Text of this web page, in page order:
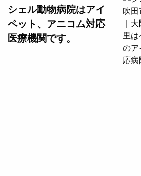
シェル動物病院はアイ
ペット、アニコム対応
医療機関です。